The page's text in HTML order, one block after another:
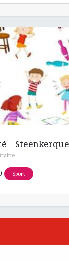
- Steenkerque
Sport